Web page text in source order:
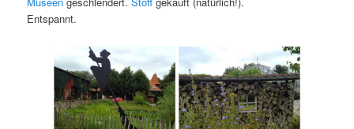
Entspannt.